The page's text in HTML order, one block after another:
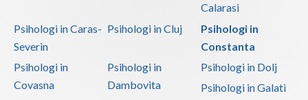
Calarasi
Psihologi in Caras-
Severin
Psihologi in Cluj
Psihologi in
Constanta
Psihologi in
Covasna
Psihologi in
Dambovita
Psihologi in Dolj
Psihologi in Galati